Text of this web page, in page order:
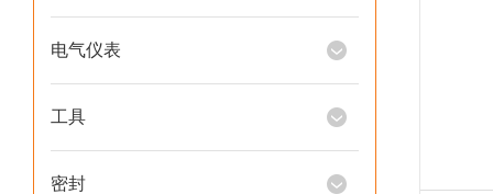
电气仪表
工具
密封